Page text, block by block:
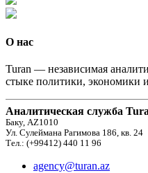
О нас
Turan — независимая
стыке политики, экономики
Аналитическая служба
Баку, AZ1010
Ул. Сулеймана Рагимова 186, кв. 24
Тел.: (+99412) 440 11 96
agency@turan.az